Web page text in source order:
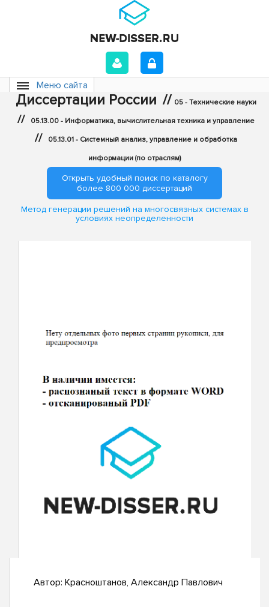
Меню сайта
Диссертации России // 05 - Технические науки
// 05.13.00 - Информатика, вычислительная техника и управление
// 05.13.01 - Системный анализ, управление и обработка
информации (по отраслям)
Открыть удобный поиск по каталогу
более 800 000 диссертаций
Метод генерации решений на многосвязных системах в
условиях неопределенности
Автор: Красноштанов, Александр Павлович